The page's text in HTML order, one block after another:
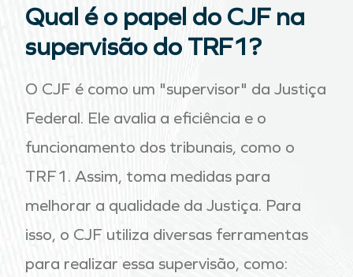
Qual é o papel do CJF na
supervisão do TRF1?
O CJF é como um "supervisor" da Justiça
Federal. Ele avalia a eficiência e o
funcionamento dos tribunais, como o
TRF1. Assim, toma medidas para
melhorar a qualidade da Justiça. Para
isso, o CJF utiliza diversas ferramentas
para realizar essa supervisão, como: